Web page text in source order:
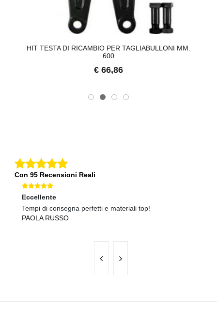
HIT TESTA DI RICAMBIO PER TAGLIABULLONI MM.
600
€ 66,86
Con 95 Recensioni Reali
Eccellente
Tempi di consegna perfetti e materiali top!
PAOLA RUSSO